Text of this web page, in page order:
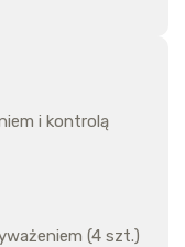
i kontrolą
(4 szt.)